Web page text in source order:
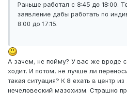
Раньше работал с 8:45 до 18:00.
заявление дабы работать по
8:00 до 17:15.
А зачем, не пойму? У вас же вроде
ходит. И потом, не лучше ли
такая ситуация? К 8 ехать в центр
нечеловеский мазохизм. Страшно